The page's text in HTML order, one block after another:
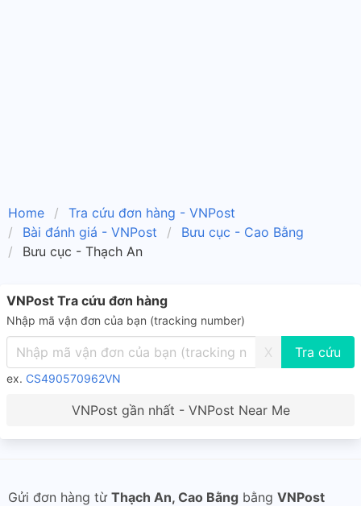
Home
Tra cứu đơn hàng - VNPost
Bài đánh giá - VNPost
Bưu cục - Cao Bằng
Bưu cục - Thạch An
VNPost Tra cứu đơn hàng
Nhập mã vận đơn của bạn (tracking number)
X
ex. CS490570962VN
VNPost gần nhất - VNPost Near Me
Gửi đơn hàng từ Thạch An, Cao Bằng bằng VNPost